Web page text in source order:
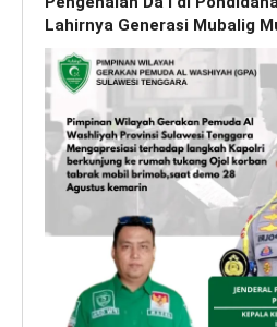
Lahirnya Generasi Mubalig